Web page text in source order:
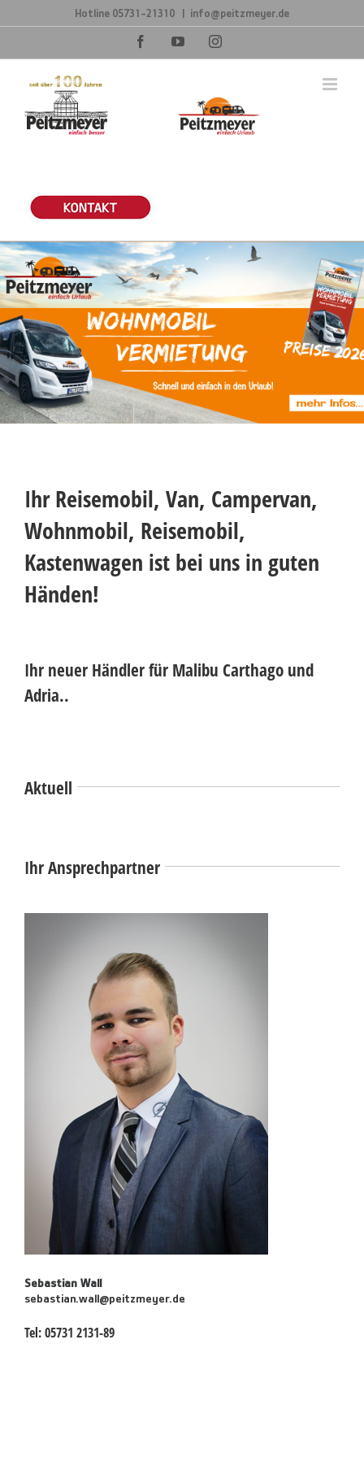
Hotline 05731-21310 info@peitzmeyer.de
FacebookYouTubeInstagram
Ihr Reisemobil, Van, Campervan,
Wohnmobil, Reisemobil,
Kastenwagen ist bei uns in guten
Händen!
Ihr neuer Händler für Malibu Carthago und
Adria..
Aktuell
Ihr Ansprechpartner
Sebastian Wall
sebastian.wall@peitzmeyer.de
Tel:05731 2131-89